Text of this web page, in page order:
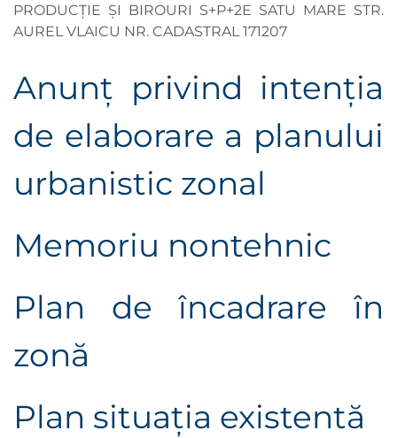
PRODUCȚIE ȘI BIROURI S+P+2E SATU MARE STR.
AUREL VLAICU NR. CADASTRAL 171207
Anunţ privind intenţia
de elaborare a planului
urbanistic zonal
Memoriu nontehnic
Plan de încadrare în
zonă
Plan situaţia existentă